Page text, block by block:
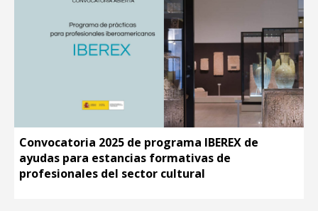
Convocatoria 2025 de programa IBEREX de
ayudas para estancias formativas de
profesionales del sector cultural